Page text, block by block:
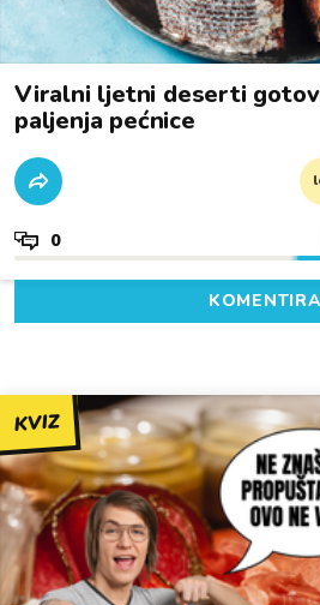
Viralni ljetni deserti
paljenja pećnice
0
KVIZ